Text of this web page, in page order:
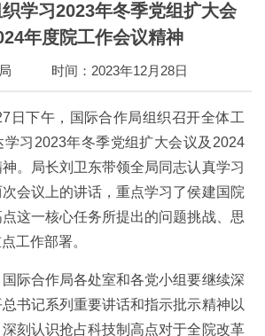
学习2023年冬季党组扩大会
年度院工作会议精神
作局 时间：2023年12月28日
日下午，国际合作局组织召开全体工
习2023年冬季党组扩大会议及2024
。局长刘卫东带领全局同志认真学习
会议上的讲话，重点学习了侯建国院
这一核心任务所提出的问题挑战、思
工作部署。
际合作局各处室和各党小组要继续深
书记系列重要讲话和指示批示精神以
刻认识抢占科技制高点对于全院改革